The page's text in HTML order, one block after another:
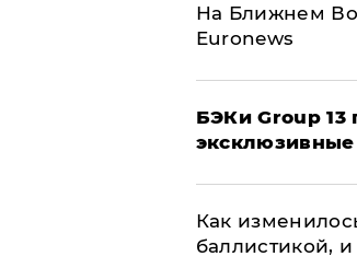
На Ближнем
Euronews
​БЭКи Group
Как
баллистикой,